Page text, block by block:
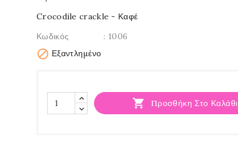
Crocodile crackle - Καφέ
Κωδικός
: 1006
 Εξαντλημένο
 Προσθήκη Στο Καλάθι